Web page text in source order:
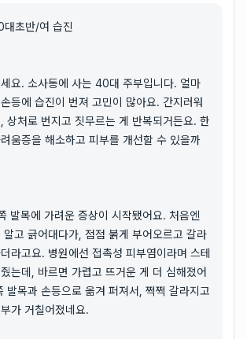
초반/여 습진
요. 소사동에 사는 40대 주부입니다. 얼마
등에 습진이 번져 고민이 많아요. 간지러워
상처로 번지고 짓무르는 게 반복되거든요. 한
움증을 해소하고 피부를 개선할 수 있을까
발목에 가려운 증상이 시작됐어요. 처음엔
알고 긁어대다가, 점점 붉게 부어오르고 갈라
라고요. 병원에선 접촉성 피부염이라며 스테
는데, 바르면 가렵고 뜨거운 게 더 심해졌어
발목과 손등으로 옮겨 퍼져서, 쩍쩍 갈라지고
가 거칠어졌네요.